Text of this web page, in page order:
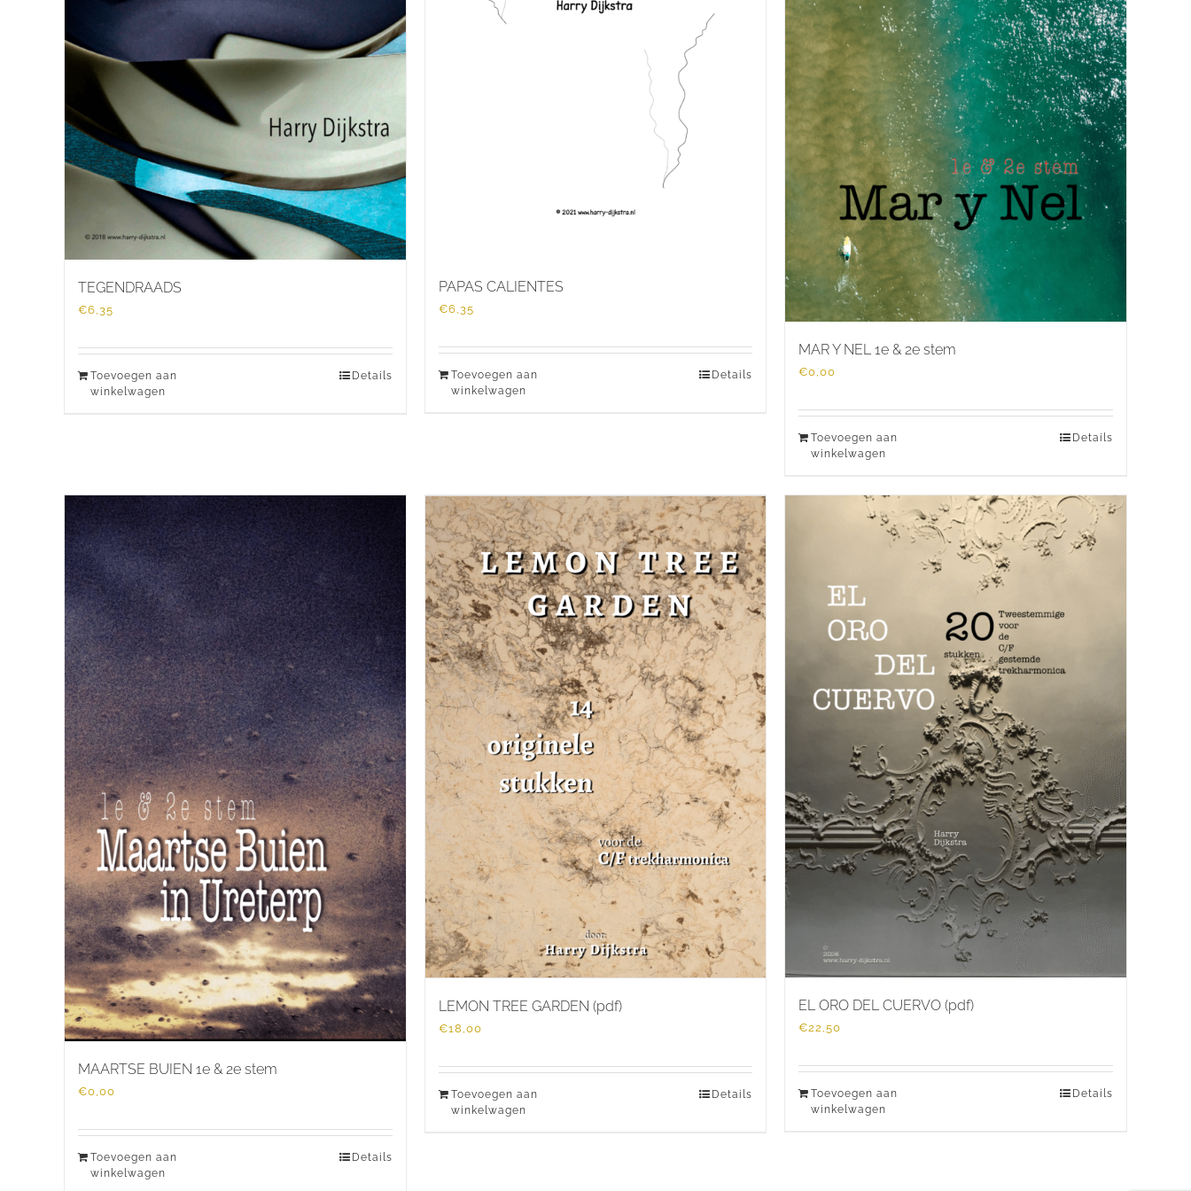
TEGENDRAADS
€6,35
Toevoegen aan
winkelwagen
Details
PAPAS CALIENTES
€6,35
Toevoegen aan
winkelwagen
Details
MAR Y NEL 1e & 2e stem
€0,00
Toevoegen aan
winkelwagen
Details
MAARTSE BUIEN 1e & 2e stem
€0,00
Toevoegen aan
winkelwagen
Details
LEMON TREE GARDEN (pdf)
€18,00
Toevoegen aan
winkelwagen
Details
EL ORO DEL CUERVO (pdf)
€22,50
Toevoegen aan
winkelwagen
Details